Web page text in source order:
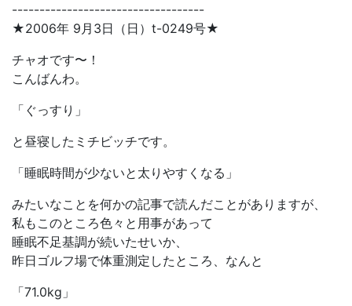
-----------------------------------
★2006年 9月3日（日）t-0249号★
チャオです〜！
こんばんわ。
「ぐっすり」
と昼寝したミチビッチです。
「睡眠時間が少ないと太りやすくなる」
みたいなことを何かの記事で読んだことがありますが、
私もこのところ色々と用事があって
睡眠不足基調が続いたせいか、
昨日ゴルフ場で体重測定したところ、なんと
「71.0kg」